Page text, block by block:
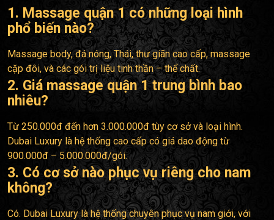
1. Massage quận 1 có những loại hình
phổ biến nào?
Massage body, đá nóng, Thái, thư giãn cao cấp, massage
cặp đôi, và các gói trị liệu tinh thần – thể chất.
2. Giá massage quận 1 trung bình bao
nhiêu?
Từ 250.000đ đến hơn 3.000.000đ tùy cơ sở và loại hình.
Dubai Luxury là hệ thống cao cấp có giá dao động từ
900.000đ – 5.000.000đ/gói.
3. Có cơ sở nào phục vụ riêng cho nam
không?
Có. Dubai Luxury là hệ thống chuyên phục vụ nam giới, với